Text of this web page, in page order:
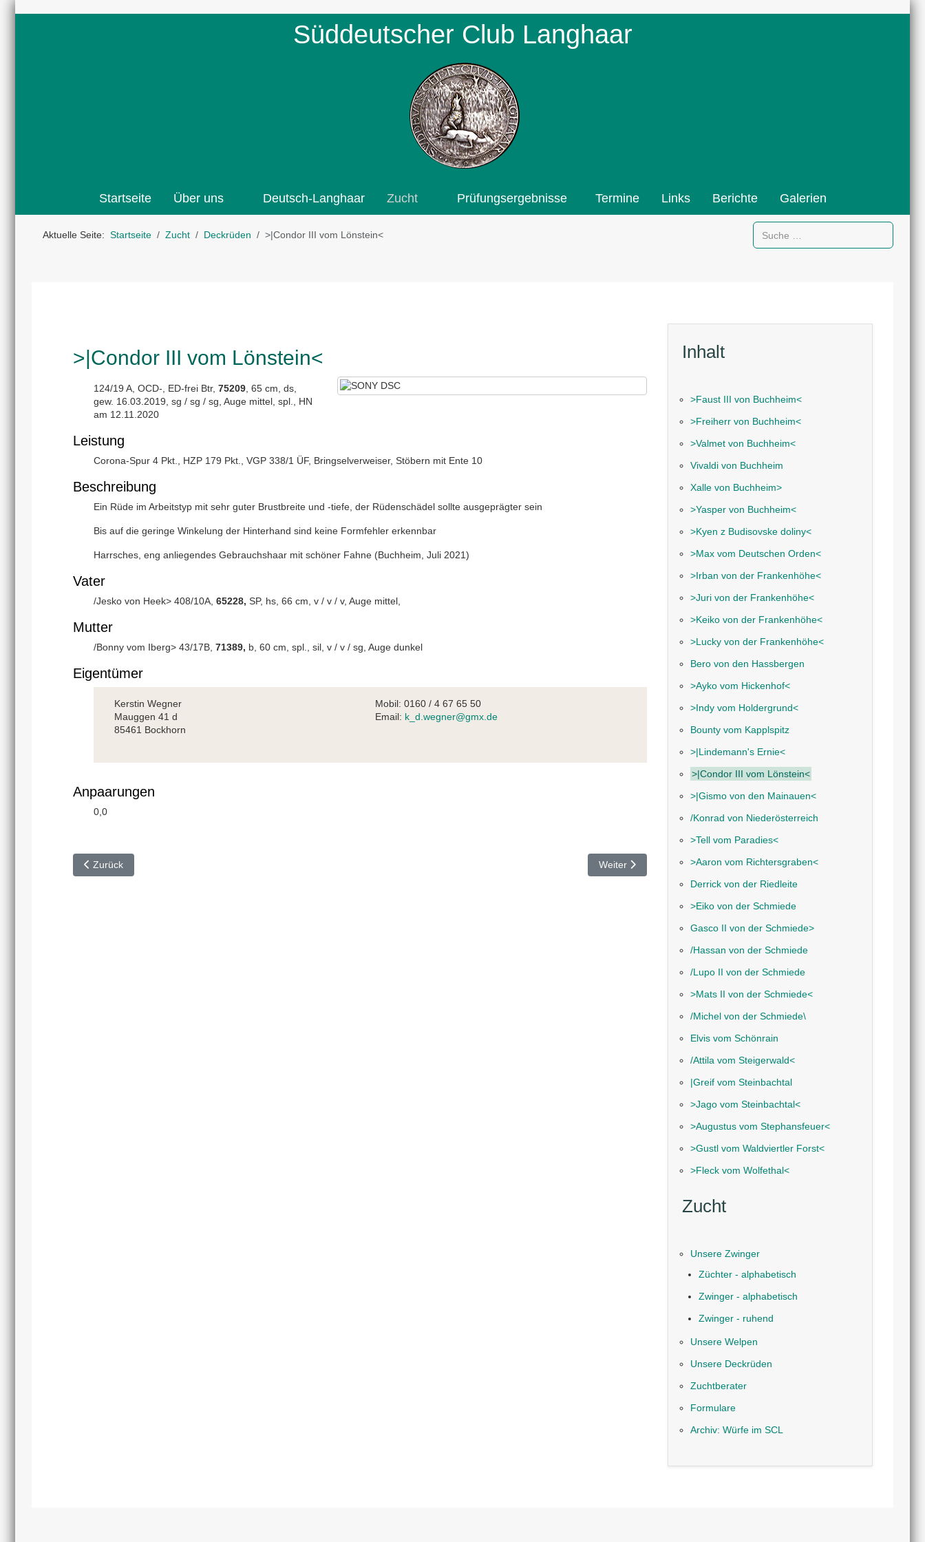
Süddeutscher Club Langhaar
Startseite Über uns Deutsch-Langhaar Zucht Prüfungsergebnisse Termine Links Berichte Galerien
Aktuelle Seite: Startseite Zucht Deckrüden ˃|Condor III vom Lönstein˂
Suchen
>|Condor III vom Lönstein<
124/19 A, OCD-, ED-frei Btr, 75209 , 65 cm, ds,
gew. 16.03.2019, sg / sg / sg, Auge mittel, spl., HN
am 12.11.2020
Leistung
Corona-Spur 4 Pkt., HZP 179 Pkt., VGP 338/1 ÜF, Bringselverweiser, Stöbern mit Ente 10
Beschreibung
Ein Rüde im Arbeitstyp mit sehr guter Brustbreite und -tiefe, der Rüdenschädel sollte ausgeprägter sein
Bis auf die geringe Winkelung der Hinterhand sind keine Formfehler erkennbar
Harrsches, eng anliegendes Gebrauchshaar mit schöner Fahne (Buchheim, Juli 2021)
Vater
/Jesko von Heek> 408/10A, 65228, SP, hs, 66 cm, v / v / v, Auge mittel,
Mutter
/Bonny vom Iberg> 43/17B, 71389, b, 60 cm, spl., sil, v / v / sg, Auge dunkel
Eigentümer
Kerstin Wegner
Mauggen 41 d
85461 Bockhorn
Mobil: 0160 / 4 67 65 50
Email: k_d.wegner@gmx.de
Anpaarungen
0,0
Vorheriger Beitrag: ˃|Lindemann's Ernie˂
Zurück Nächster Beitrag: ˃|Gismo von den Mainauen˂
Weiter
Inhalt
˃Faust III von Buchheim˂
˃Freiherr von Buchheim˂
˃Valmet von Buchheim˂
Vivaldi von Buchheim
Xalle von Buchheim˃
˃Yasper von Buchheim˂
˃Kyen z Budisovske doliny˂
˃Max vom Deutschen Orden˂
˃Irban von der Frankenhöhe˂
˃Juri von der Frankenhöhe˂
˃Keiko von der Frankenhöhe˂
˃Lucky von der Frankenhöhe˂
Bero von den Hassbergen
˃Ayko vom Hickenhof˂
˃Indy vom Holdergrund˂
Bounty vom Kapplspitz
˃|Lindemann's Ernie˂
˃|Condor III vom Lönstein˂
˃|Gismo von den Mainauen˂
/Konrad von Niederösterreich
˃Tell vom Paradies˂
˃Aaron vom Richtersgraben˂
Derrick von der Riedleite
˃Eiko von der Schmiede
Gasco II von der Schmiede˃
/Hassan von der Schmiede
/Lupo II von der Schmiede
˃Mats II von der Schmiede˂
/Michel von der Schmiede\
Elvis vom Schönrain
/Attila vom Steigerwald˂
|Greif vom Steinbachtal
˃Jago vom Steinbachtal˂
˃Augustus vom Stephansfeuer˂
˃Gustl vom Waldviertler Forst˂
˃Fleck vom Wolfethal˂
Zucht
Unsere Zwinger
Züchter - alphabetisch
Zwinger - alphabetisch
Zwinger - ruhend
Unsere Welpen
Unsere Deckrüden
Zuchtberater
Formulare
Archiv: Würfe im SCL